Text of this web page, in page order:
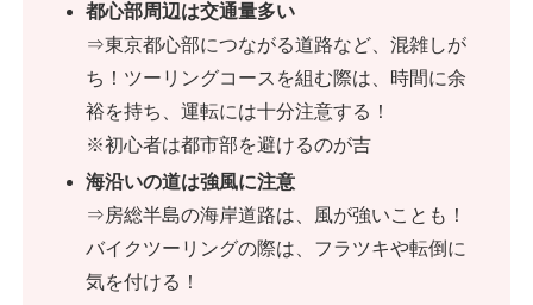
都心部周辺は交通量多い
⇒東京都心部につながる道路など、混雑しが
ち！ツーリングコースを組む際は、時間に余
裕を持ち、運転には十分注意する！
※初心者は都市部を避けるのが吉
海沿いの道は強風に注意
⇒房総半島の海岸道路は、風が強いことも！
バイクツーリングの際は、フラツキや転倒に
気を付ける！